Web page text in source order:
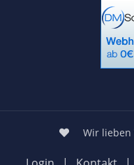
Wir lieben